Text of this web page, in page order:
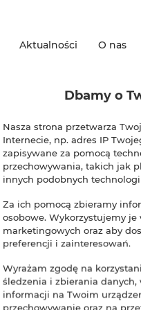
Aktualności O nas
relaksującego niż
platforma jest stworzona
jeszcze nigdy nie
które idealnie wpisują
pobyt był
relaksa. Bez względu na
Dbamy o
Nasza strona przetwarza
Internecie, np. adres IP
zapisywane za pomocą
przechowywania, takich jak
innych podobnych
Za ich pomocą zbieramy
osobowe. Wykorzystujemy
marketingowych oraz aby
preferencji i zainteresowań.
Wyrażam zgodę na
śledzenia i zbierania
informacji na Twoim
przechowywanie oraz na